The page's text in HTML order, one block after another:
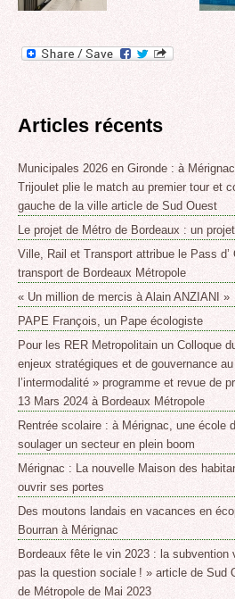
Articles récents
Municipales 2026 en Gironde : à
Trijoulet plie le match au premier tour et
gauche de la ville article de Sud Ouest
Le projet de Métro de Bordeaux : un
Ville, Rail et Transport attribue le Pass d’
transport de Bordeaux Métropole
« Un million de mercis à Alain ANZIANI »
PAPE François, un Pape écologiste
Pour les RER Metropolitain un Colloque
enjeux stratégiques et de gouvernance
l’intermodalité » programme et revue de
13 Mars 2024 à Bordeaux Métropole
Rentrée scolaire : à Mérignac, une école
soulager un secteur en plein boom
Mérignac : La nouvelle Maison des
ouvrir ses portes
Des moutons landais en vacances en
Bourran à Mérignac
Bordeaux fête le vin 2023 : la subvention
pas la question sociale ! » article de Sud
de Métropole de Mai 2023